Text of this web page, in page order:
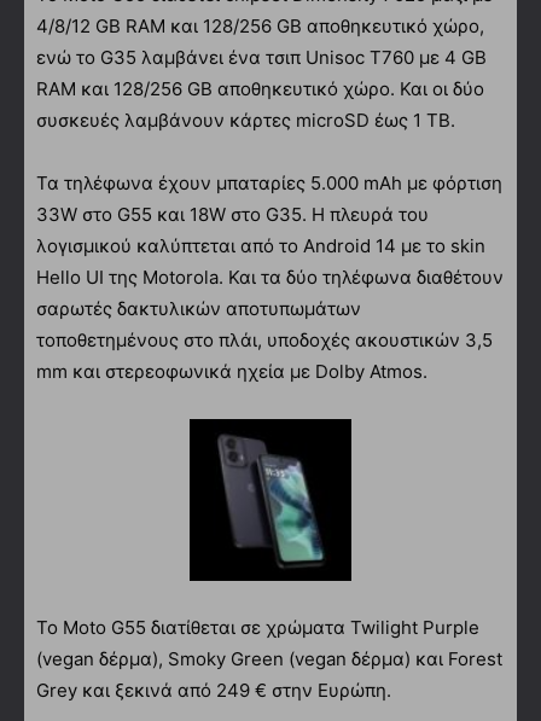
4/8/12 GB RAM και 128/256 GB αποθηκευτικό χώρο,
ενώ το G35 λαμβάνει ένα τσιπ Unisoc T760 με 4 GB
RAM και 128/256 GB αποθηκευτικό χώρο. Και οι δύο
συσκευές λαμβάνουν κάρτες microSD έως 1 TB.
Τα τηλέφωνα έχουν μπαταρίες 5.000 mAh με φόρτιση
33W στο G55 και 18W στο G35. Η πλευρά του
λογισμικού καλύπτεται από το Android 14 με το skin
Hello UI της Motorola. Και τα δύο τηλέφωνα διαθέτουν
σαρωτές δακτυλικών αποτυπωμάτων
τοποθετημένους στο πλάι, υποδοχές ακουστικών 3,5
mm και στερεοφωνικά ηχεία με Dolby Atmos.
Το Moto G55 διατίθεται σε χρώματα Twilight Purple
(vegan δέρμα), Smoky Green (vegan δέρμα) και Forest
Grey και ξεκινά από 249 € στην Ευρώπη.